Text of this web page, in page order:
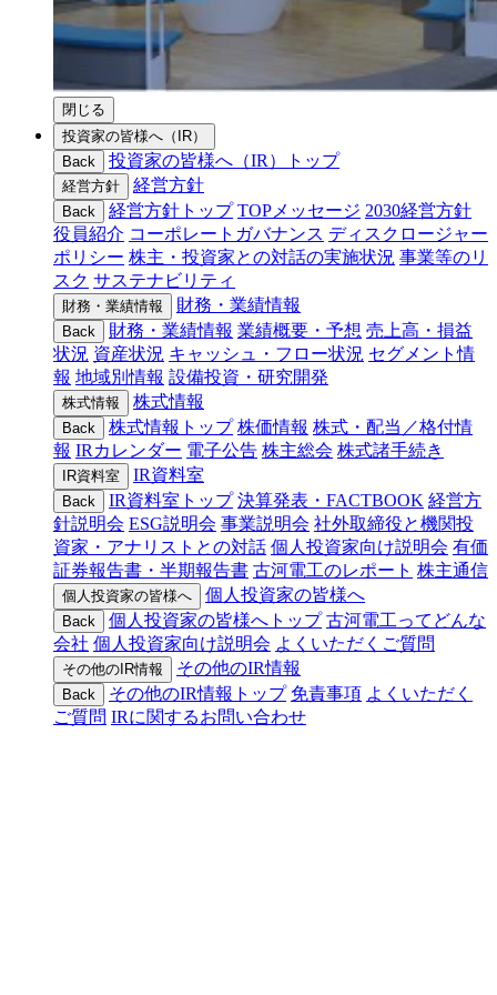
閉じる
投資家の皆様へ（IR）
Back
投資家の皆様へ（IR）トップ
経営方針 経営方針
Back 経営方針トップ TOPメッセージ 2030経営方針
役員紹介 コーポレートガバナンス ディスクロージャー
ポリシー 株主・投資家との対話の実施状況 事業等のリ
スク サステナビリティ
財務・業績情報 財務・業績情報
Back 財務・業績情報 業績概要・予想 売上高・損益
状況 資産状況 キャッシュ・フロー状況 セグメント情
報 地域別情報 設備投資・研究開発
株式情報 株式情報
Back 株式情報トップ 株価情報 株式・配当／格付情
報 IRカレンダー 電子公告 株主総会 株式諸手続き
IR資料室 IR資料室
Back IR資料室トップ 決算発表・FACTBOOK 経営方
針説明会 ESG説明会 事業説明会 社外取締役と機関投
資家・アナリストとの対話 個人投資家向け説明会 有価
証券報告書・半期報告書 古河電工のレポート 株主通信
個人投資家の皆様へ 個人投資家の皆様へ
Back 個人投資家の皆様へトップ 古河電工ってどんな
会社 個人投資家向け説明会 よくいただくご質問
その他のIR情報 その他のIR情報
Back その他のIR情報トップ 免責事項 よくいただく
ご質問 IRに関するお問い合わせ